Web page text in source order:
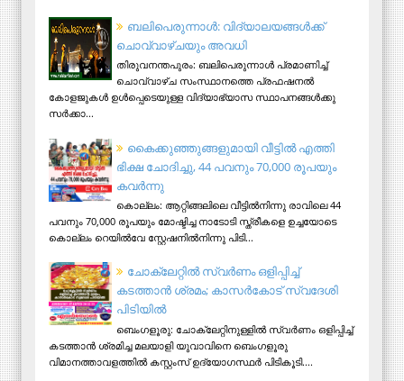
ബലിപെരുന്നാള്‍: വിദ്യാലയങ്ങള്‍ക്ക്
ചൊവ്വാഴ്ചയും അവധി
തിരുവനന്തപുരം: ബലിപെരുന്നാള്‍ പ്രമാണിച്ച്
ചൊവ്വാഴ്ച സംസ്ഥാനത്തെ പ്രഫഷനല്‍
കോളജുകള്‍ ഉള്‍പ്പെടെയുള്ള വിദ്യാഭ്യാസ സ്ഥാപനങ്ങള്‍ക്കു
സര്‍ക്കാ...
കൈക്കുഞ്ഞുങ്ങളുമായി വീട്ടിൽ എത്തി
ഭിക്ഷ ചോദിച്ചു, 44 പവനും 70,000 രൂപയും
കവർന്നു
കൊല്ലം: ആറ്റിങ്ങലിലെ വീട്ടിൽനിന്നു രാവിലെ 44
പവനും 70,000 രൂപയും മോഷ്ടിച്ച നാടോടി സ്ത്രീകളെ ഉച്ചയോടെ
കൊല്ലം റെയിൽവേ സ്റ്റേഷനിൽനിന്നു പിടി...
ചോക്ലേറ്റിൽ സ്വർണം ഒളിപ്പിച്ച്
കടത്താൻ ശ്രമം; കാസർകോട് സ്വദേശി
പിടിയില്‍
ബെംഗളൂരു: ചോക്ലേറ്റിനുള്ളിൽ സ്വർണം ഒളിപ്പിച്ച്
കടത്താൻ ശ്രമിച്ച മലയാളി യുവാവിനെ ബെംഗളൂരു
വിമാനത്താവളത്തിൽ കസ്റ്റംസ് ഉദ്യോഗസ്ഥർ പിടികൂടി....